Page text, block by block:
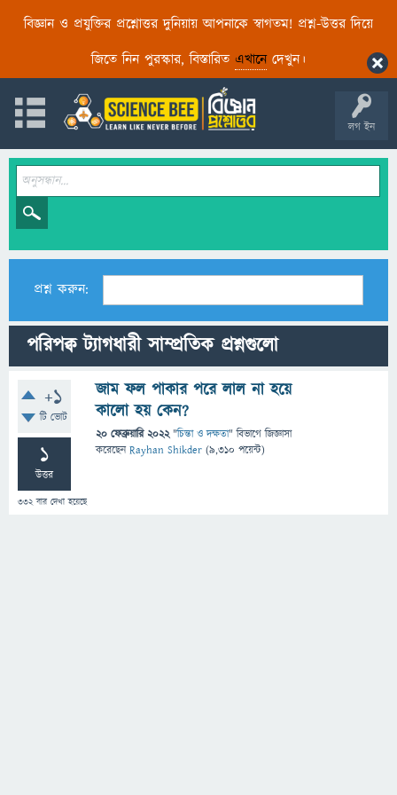
বিজ্ঞান ও প্রযুক্তির প্রশ্নোত্তর দুনিয়ায় আপনাকে স্বাগতম! প্রশ্ন-উত্তর দিয়ে
জিতে নিন পুরস্কার, বিস্তারিত এখানেদেখুন।
লগ ইন
প্রশ্ন করুন:
পরিপক্ব ট্যাগধারী সাম্প্রতিক প্রশ্নগুলো
+1
টি ভোট
1
উত্তর
332বার দেখা হয়েছে
জাম ফল পাকার পরে লাল না হয়ে
কালো হয় কেন?
20 ফেব্রুয়ারি 2022 "চিন্তা ও দক্ষতা" বিভাগে জিজ্ঞাসা
করেছেনRayhan Shikder (9,310 পয়েন্ট)